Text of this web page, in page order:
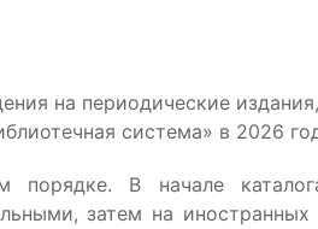
на периодические
система» в 2026
порядке. В начале
затем на иностранных